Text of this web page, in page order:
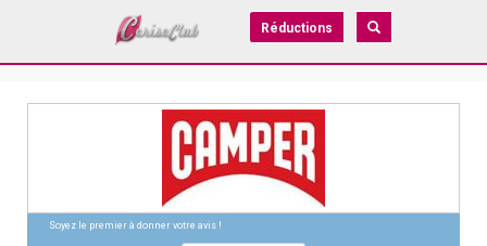
Réductions
Soyez le premier à donner votre avis !